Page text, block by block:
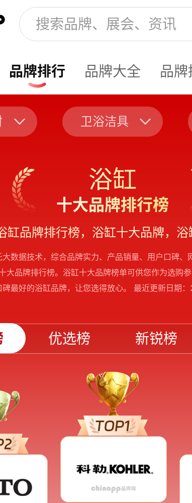
品牌排行 品牌大全 品牌
浴缸
十大品牌排行榜
缸品牌排行榜，浴缸十大品牌，浴
数据技术，综合品牌实力、产品销量、用户口碑、
大品牌排行榜。浴缸十大品牌榜单可供您作为选购
碑最好的浴缸品牌，让您选得放心。 最近更新日期
优选榜 新锐榜
卫浴洁具